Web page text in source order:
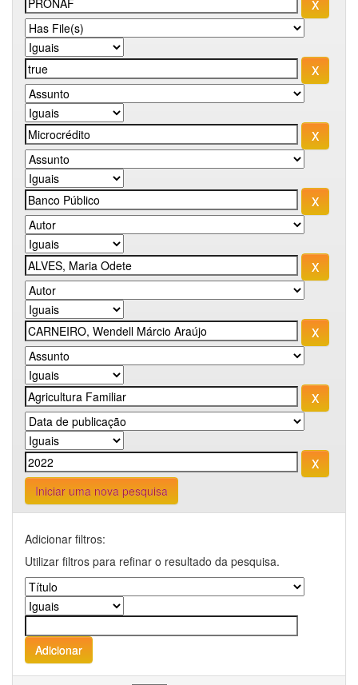
Iniciar uma nova pesquisa
Adicionar filtros:
Utilizar filtros para refinar o resultado da pesquisa.